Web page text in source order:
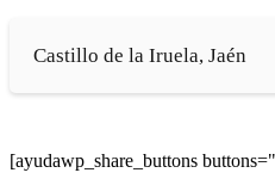
Castillo de la Iruela, Jaén
[ayudawp_share_buttons